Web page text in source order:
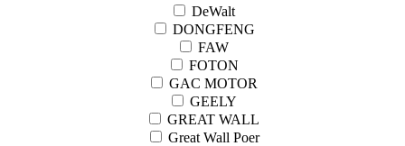
DeWalt
DONGFENG
FAW
FOTON
GAC MOTOR
GEELY
GREAT WALL
Great Wall Рoer